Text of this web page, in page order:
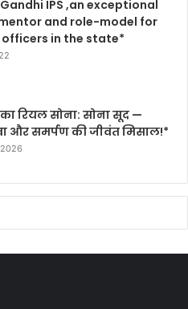
IPS ,an exceptional
and role-model for
in the state*
रियल सोना: सोना सूद —
और समर्पण की जीवंत मिसाल!*